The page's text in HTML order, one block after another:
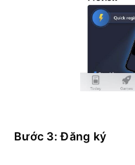
Bước 3: Đăng ký